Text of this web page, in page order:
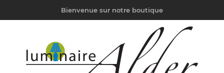
Bienvenue sur notre boutique